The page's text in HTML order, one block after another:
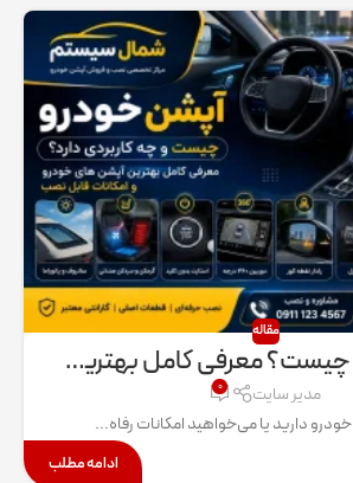
مقاله
آپشن خودرو چیست؟ معرفی کامل بهترین آپشن های خودرو و امکانات قابل نصب
مدیر سایت ۰
دارید یا می‌خواهید امکانات رفاه...
ادامه مطلب